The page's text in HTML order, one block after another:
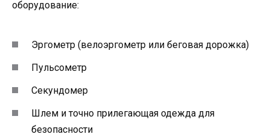
оборудование:
Эргометр (велоэргометр или беговая дорожка)
Пульсометр
Секундомер
Шлем и точно прилегающая одежда для
безопасности